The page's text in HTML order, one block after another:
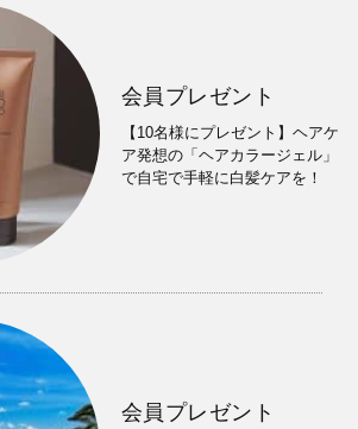
会員プレゼント
【10名様にプレゼント】ヘアケ
ア発想の「ヘアカラージェル」
で自宅で手軽に白髪ケアを！
会員プレゼント